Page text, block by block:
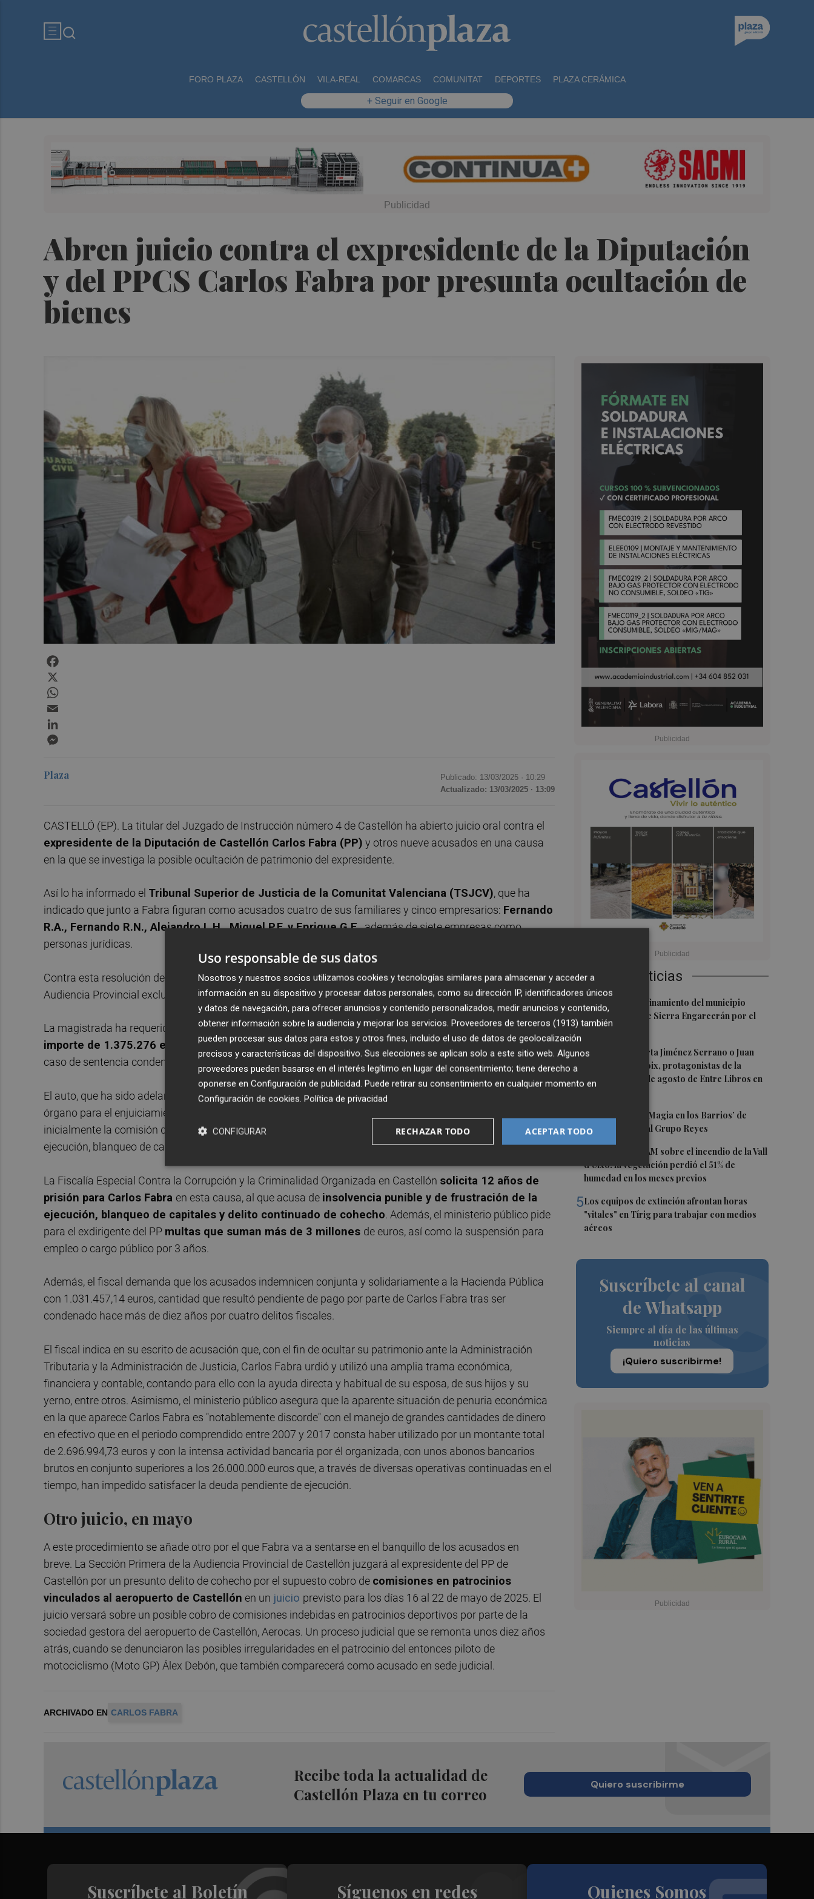
FORO PLAZA CASTELLÓN VILA-REAL COMARCAS COMUNITAT DEPORTES PLAZA CERÁMICA
+ Seguir en Google
Abren juicio contra el expresidente de la Diputación
y del PPCS Carlos Fabra por presunta ocultación de
bienes
Últimas Noticias
1Levantan el confinamiento del municipio
castellonense de Sierra Engarcerán por el
incendio
2Juan Tallón, Marta Jiménez Serrano o Juan
Evaristo Valls Boix, protagonistas de la
programación de agosto de Entre Libros en
3 Los talleres de ‘Magia en los Barrios’ de
Castelló llegan al Grupo Reyes
Informe del CEAM sobre el incendio de la Vall
d'Uixó: la vegetación perdió el 51% de
humedad en los meses previos
5Los equipos de extinción afrontan horas
"vitales" en Tírig para trabajar con medios
aéreos
Suscríbete al canal
de Whatsapp
Siempre al día de las últimas
noticias
¡Quiero suscribirme!
Plaza Publicado: 13/03/2025 · 10:29
Actualizado: 13/03/2025 · 13:09
CASTELLÓ (EP). La titular del Juzgado de Instrucción número 4 de Castellón ha abierto juicio oral contra el
expresidente de la Diputación de Castellón Carlos Fabra (PP) y otros nueve acusados en una causa
en la que se investiga la posible ocultación de patrimonio del expresidente.
Así lo ha informado el Tribunal Superior de Justicia de la Comunitat Valenciana (TSJCV), que ha
indicado que junto a Fabra figuran como acusados cuatro de sus familiares y cinco empresarios: Fernando
R.A., Fernando R.N., Alejandro L.H., Miguel P.F. y Enrique G.E., además de siete empresas como
personas jurídicas.
Contra esta resolución de la jueza solo cabe recurso de reforma ante el propio juzgado o de queja ante la
Audiencia Provincial exclusivamente en relación con la situación personal de los encausados.
La magistrada ha requerido a todos los acusados para que presten unafianza conjunta y solidaria por
importe de 1.375.276 euros
a fin de asegurar las responsabilidades civiles que se les pudiera imponer en
caso de sentencia condenatoria.
El auto, que ha sido adelantado por Radio Castellón, señala la Audiencia Provincial de Castellón como
órgano para el enjuiciamiento y fallo de esta causa, en la que la Fiscalía y la Abogacía del Estado aprecian
inicialmente la comisión de delitos de alzamiento de bienes/insolvenvencia punible, y frustración de la
ejecución, blanqueo de capitales y cohecho.
La Fiscalía Especial Contra la Corrupción y la Criminalidad Organizada en Castellón solicita 12 años de
prisión para Carlos Fabra en esta causa, al que acusa de insolvencia punible y de frustración de la
ejecución, blanqueo de capitales y delito continuado de cohecho. Además, el ministerio público pide
para el exdirigente del PP multas que suman más de 3 millones de euros, así como la suspensión para
empleo o cargo público por 3 años.
Además, el fiscal demanda que los acusados indemnicen conjunta y solidariamente a la Hacienda Pública
con 1.031.457,14 euros, cantidad que resultó pendiente de pago por parte de Carlos Fabra tras ser
condenado hace más de diez años por cuatro delitos fiscales.
El fiscal indica en su escrito de acusación que, con el fin de ocultar su patrimonio ante la Administración
Tributaria y la Administración de Justicia, Carlos Fabra urdió y utilizó una amplia trama económica,
financiera y contable, contando para ello con la ayuda directa y habitual de su esposa, de sus hijos y su
yerno, entre otros. Asimismo, el ministerio público asegura que la aparente situación de penuria económica
en la que aparece Carlos Fabra es "notablemente discorde" con el manejo de grandes cantidades de dinero
en efectivo que en el periodo comprendido entre 2007 y 2017 consta haber utilizado por un montante total
de 2.696.994,73 euros y con la intensa actividad bancaria por él organizada, con unos abonos bancarios
brutos en conjunto superiores a los 26.000.000 euros que, a través de diversas operativas continuadas en el
tiempo, han impedido satisfacer la deuda pendiente de ejecución.
Otro juicio, en mayo
A este procedimiento se añade otro por el que Fabra va a sentarse en el banquillo de los acusados en
breve. La Sección Primera de la Audiencia Provincial de Castellón juzgará al expresidente del PP de
Castellón por un presunto delito de cohecho por el supuesto cobro de comisiones en patrocinios
vinculados al aeropuerto de Castellón en un juicio previsto para los días 16 al 22 de mayo de 2025. El
juicio versará sobre un posible cobro de comisiones indebidas en patrocinios deportivos por parte de la
sociedad gestora del aeropuerto de Castellón, Aerocas. Un proceso judicial que se remonta unos diez años
atrás, cuando se denunciaron las posibles irregularidades en el patrocinio del entonces piloto de
motociclismo (Moto GP) Álex Debón, que también comparecerá como acusado en sede judicial.
ARCHIVADO EN CARLOS FABRA
Recibe toda la actualidad de
Castellón Plaza en tu correo
Quiero suscribirme
Suscríbete al Boletín Síguenos en redes Quienes Somos
Uso responsable de sus datos
Nosotros y nuestros socios utilizamos cookies y tecnologías similares para almacenar y acceder a
información en su dispositivo y procesar datos personales, como su dirección IP, identificadores únicos
y datos de navegación, para ofrecer anuncios y contenido personalizados, medir anuncios y contenido,
obtener información sobre la audiencia y mejorar los servicios. Proveedores de terceros (1913) también
pueden procesar sus datos para estos y otros fines, incluido el uso de datos de geolocalización
precisos y características del dispositivo. Sus elecciones se aplican solo a este sitio web. Algunos
proveedores pueden basarse en el interés legítimo en lugar del consentimiento; tiene derecho a
oponerse en Configuración de publicidad. Puede retirar su consentimiento en cualquier momento en
Configuración de cookies. Política de privacidad
ACEPTAR TODO
RECHAZAR TODO
CONFIGURAR